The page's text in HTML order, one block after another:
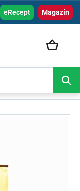
Magazín
eRecept